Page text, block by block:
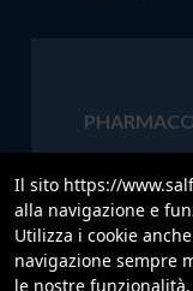
Contact for
Tel:+39 335
Mail:
Il sito https://
alla navigazione e
Utilizza i cookie
navigazione sempre
le nostre funzionalità.